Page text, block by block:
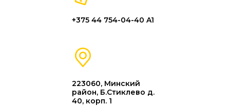
223060, Минский
район, Б.Стиклево д.
40, корп. 1
+375 44 754-04-40 A1